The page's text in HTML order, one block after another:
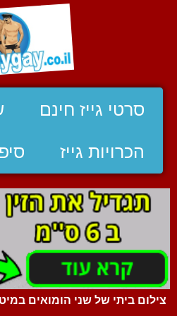
סרטי גייז חינם
הכרויות גייז
צילום ביתי של שני הומואים